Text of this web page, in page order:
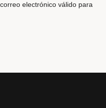
electrónico válido para